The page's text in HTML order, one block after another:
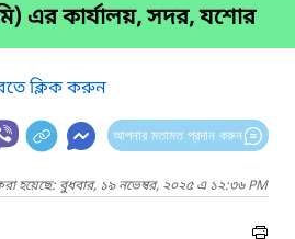
এর কার্যালয়, সদর, যশোর
ক্লিক করুন
আপনার মতামত প্রদান করুন
হয়েছে: বুধবার, ১৯ নভেম্বর, ২০২৫ এ ১২:৩৬ PM